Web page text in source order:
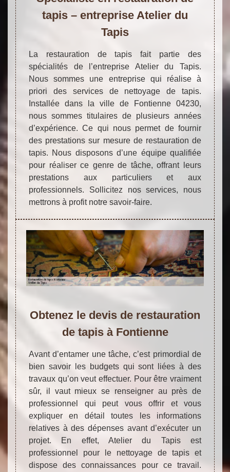
tapis – entreprise Atelier du
Tapis
La restauration de tapis fait partie des
spécialités de l’entreprise Atelier du Tapis.
Nous sommes une entreprise qui réalise à
priori des services de nettoyage de tapis.
Installée dans la ville de Fontienne 04230,
nous sommes titulaires de plusieurs années
d’expérience. Ce qui nous permet de fournir
des prestations sur mesure de restauration de
tapis. Nous disposons d’une équipe qualifiée
pour réaliser ce genre de tâche, offrant leurs
prestations aux particuliers et aux
professionnels. Sollicitez nos services, nous
mettrons à profit notre savoir-faire.
Obtenez le devis de restauration
de tapis à Fontienne
Avant d’entamer une tâche, c’est primordial de
bien savoir les budgets qui sont liées à des
travaux qu’on veut effectuer. Pour être vraiment
sûr, il vaut mieux se renseigner au près de
professionnel qui peut vous offrir et vous
expliquer en détail toutes les informations
relatives à des dépenses avant d’exécuter un
projet. En effet, Atelier du Tapis est
professionnel pour le nettoyage de tapis et
dispose des connaissances pour ce travail.